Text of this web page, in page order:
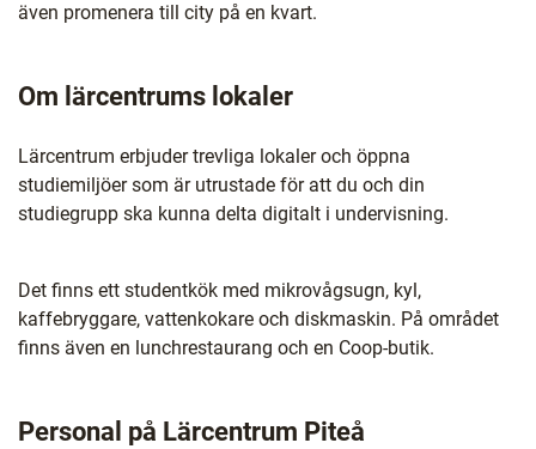
även promenera till city på en kvart.
Om lärcentrums lokaler
Lärcentrum erbjuder trevliga lokaler och öppna
studiemiljöer som är utrustade för att du och din
studiegrupp ska kunna delta digitalt i undervisning.
Det finns ett studentkök med mikrovågsugn, kyl,
kaffebryggare, vattenkokare och diskmaskin. På området
finns även en lunchrestaurang och en Coop-butik.
Personal på Lärcentrum Piteå